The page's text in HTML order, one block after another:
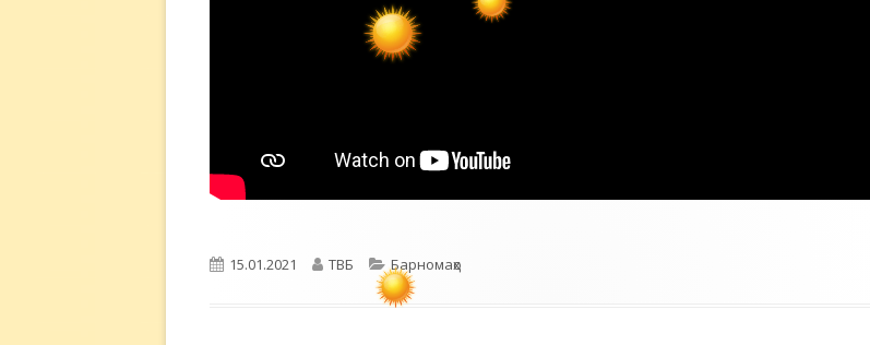
Опубликовано
15.01.2021 Автор
ТВБ Рубрики
Барномаҳо